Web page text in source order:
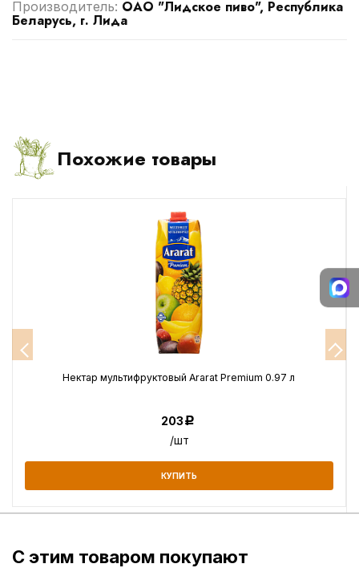
Производитель: ОАО "Лидское пиво", Республика
Беларусь, г. Лида
Похожие товары
Нектар мультифруктовый Ararat Premium 0.97 л
203Р
/шт
КУПИТЬ
С этим товаром покупают